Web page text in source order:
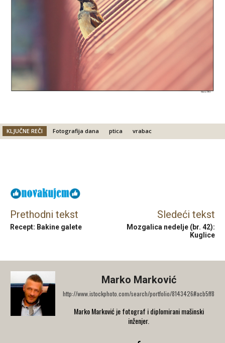
KLJUČNE REČI Fotografija dana ptica vrabac
Prethodni tekst
Recept: Bakine galete
Sledeći tekst
Mozgalica nedelje (br. 42):
Kuglice
Marko Marković
http://www.istockphoto.com/search/portfolio/8143426#acb5ff8
Marko Marković je fotograf i diplomirani mašinski
inženjer.